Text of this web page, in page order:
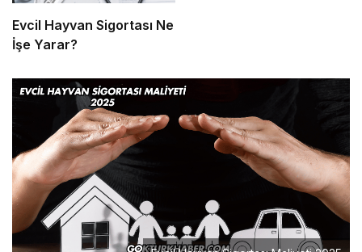
Evcil Hayvan Sigortası Ne
İşe Yarar?